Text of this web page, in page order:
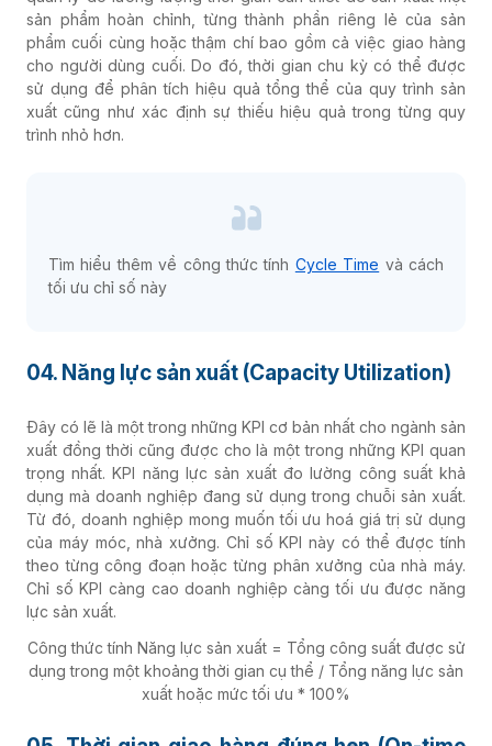
sản phẩm hoàn chỉnh, từng thành phần riêng lẻ của sản
phẩm cuối cùng hoặc thậm chí bao gồm cả việc giao hàng
cho người dùng cuối. Do đó, thời gian chu kỳ có thể được
sử dụng để phân tích hiệu quả tổng thể của quy trình sản
xuất cũng như xác định sự thiếu hiệu quả trong từng quy
trình nhỏ hơn.
Tìm hiểu thêm về công thức tính Cycle Time và cách
tối ưu chỉ số này
04. Năng lực sản xuất (Capacity Utilization)
Đây có lẽ là một trong những KPI cơ bản nhất cho ngành sản
xuất đồng thời cũng được cho là một trong những KPI quan
trọng nhất. KPI năng lực sản xuất đo lường công suất khả
dụng mà doanh nghiệp đang sử dụng trong chuỗi sản xuất.
Từ đó, doanh nghiệp mong muốn tối ưu hoá giá trị sử dụng
của máy móc, nhà xưởng. Chỉ số KPI này có thể được tính
theo từng công đoạn hoặc từng phân xưởng của nhà máy.
Chỉ số KPI càng cao doanh nghiệp càng tối ưu được năng
lực sản xuất.
Công thức tính Năng lực sản xuất = Tổng công suất được sử
dụng trong một khoảng thời gian cụ thể / Tổng năng lực sản
xuất hoặc mức tối ưu * 100%